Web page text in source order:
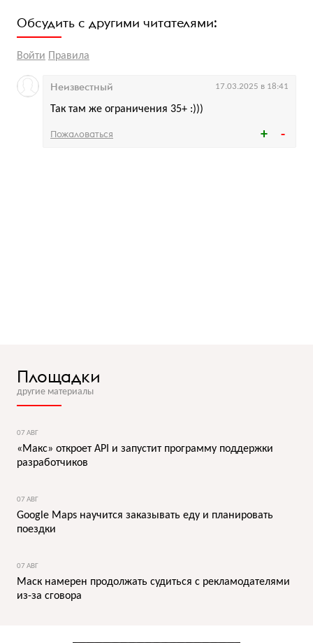
Обсудить с другими читателями:
Войти Правила
Так там же ограничения 35+ :)))
Неизвестный 17.03.2025 в 18:41
Пожаловаться
Площадки
другие материалы
07 АВГ
«Макс» откроет API и запустит программу поддержки
разработчиков
07 АВГ
Google Maps научится заказывать еду и планировать
поездки
07 АВГ
Маск намерен продолжать судиться с рекламодателями
из-за сговора